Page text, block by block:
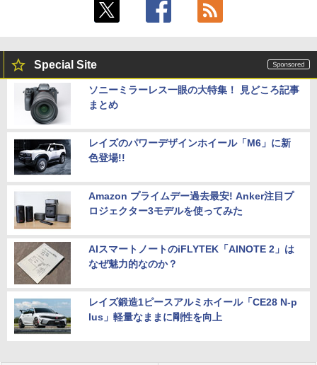
Special Site
ソニーミラーレス一眼の大特集！ 見どころ記事
まとめ
レイズのパワーデザインホイール「M6」に新
色登場!!
Amazon プライムデー過去最安! Anker注目プ
ロジェクター3モデルを使ってみた
AIスマートノートのiFLYTEK「AINOTE 2」は
なぜ魅力的なのか？
レイズ鍛造1ピースアルミホイール「CE28 N-p
lus」軽量なままに剛性を向上